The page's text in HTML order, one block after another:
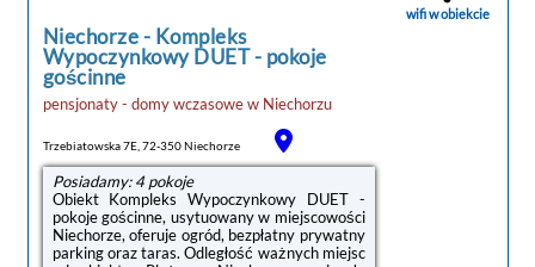
Kołobrzeg – 46 km.Doba hotelowa od godziny
15:00 do 11:00.W przypadku ...
Niechorze- Kompleks
Wypoczynkowy DUET - pokoje
gościnne
pensjonaty - domy wczasowew Niechorzu
Trzebiatowska 7E, 72-350 Niechorze
Posiadamy: 4 pokoje
Obiekt Kompleks Wypoczynkowy DUET -
pokoje gościnne, usytuowany w miejscowości
Niechorze, oferuje ogród, bezpłatny prywatny
parking oraz taras. Odległość ważnych miejsc
wifi w obiekcie